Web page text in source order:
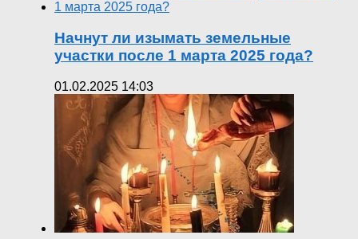
Начнут ли изымать земельные
участки после 1 марта 2025 года?
01.02.2025 14:03